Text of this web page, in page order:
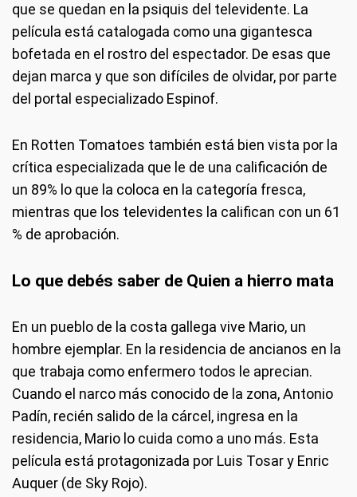
que se quedan en la psiquis del televidente. La
película está catalogada como una gigantesca
bofetada en el rostro del espectador. De esas que
dejan marca y que son difíciles de olvidar, por parte
del portal especializado Espinof.
En Rotten Tomatoes también está bien vista por la
crítica especializada que le de una calificación de
un 89% lo que la coloca en la categoría fresca,
mientras que los televidentes la califican con un 61
% de aprobación.
Lo que debés saber de Quien a hierro mata
En un pueblo de la costa gallega vive Mario, un
hombre ejemplar. En la residencia de ancianos en la
que trabaja como enfermero todos le aprecian.
Cuando el narco más conocido de la zona, Antonio
Padín, recién salido de la cárcel, ingresa en la
residencia, Mario lo cuida como a uno más. Esta
película está protagonizada por Luis Tosar y Enric
Auquer (de Sky Rojo).